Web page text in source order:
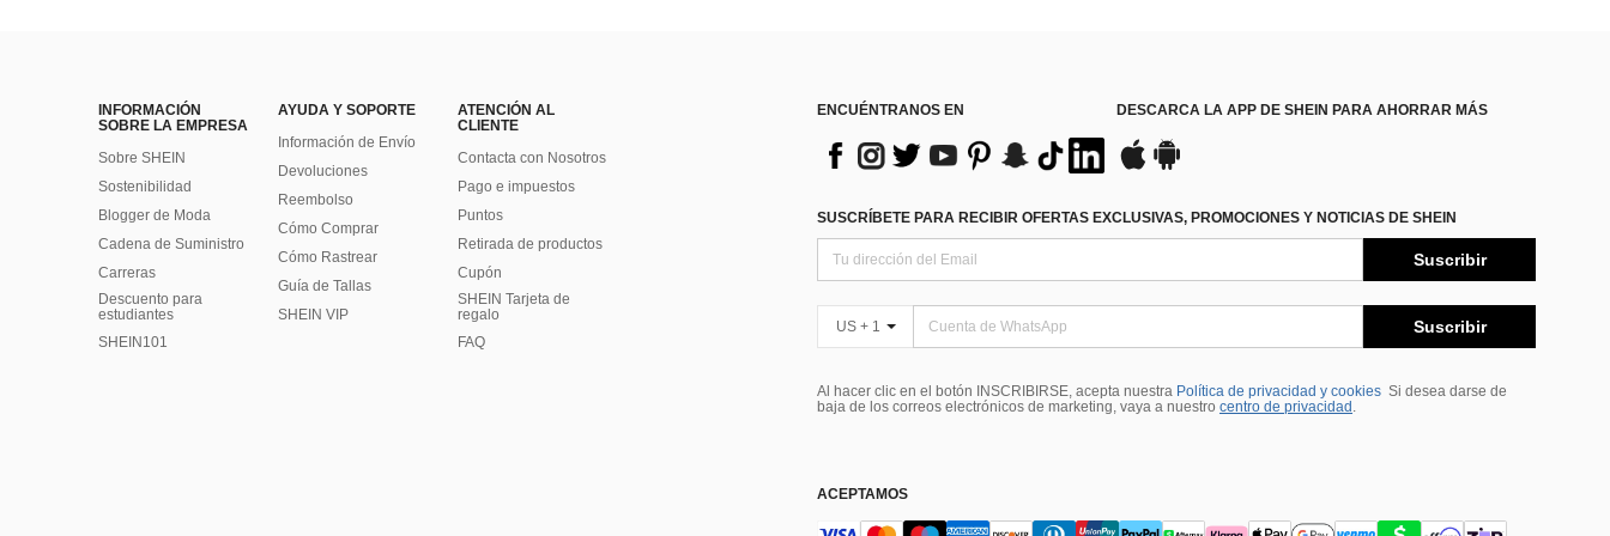
INFORMACIÓN
SOBRE LA EMPRESA
Sobre SHEIN
Sostenibilidad
Blogger de Moda
Cadena de Suministro
Carreras
Descuento para
estudiantes
SHEIN101
AYUDA Y SOPORTE
Información de Envío
Devoluciones
Reembolso
Cómo Comprar
Cómo Rastrear
Guía de Tallas
SHEIN VIP
ATENCIÓN AL
CLIENTE
Contacta con Nosotros
Pago e impuestos
Puntos
Retirada de productos
Cupón
SHEIN Tarjeta de
regalo
FAQ
ENCUÉNTRANOS EN DESCARCA LA APP DE SHEIN PARA AHORRAR MÁS
SUSCRÍBETE PARA RECIBIR OFERTAS EXCLUSIVAS, PROMOCIONES Y NOTICIAS DE SHEIN
Suscribir
US + 1 Suscribir
Al hacer clic en el botón INSCRIBIRSE, acepta nuestra Política de privacidad y cookies Si desea darse de
baja de los correos electrónicos de marketing, vaya a nuestro centro de privacidad .
ACEPTAMOS